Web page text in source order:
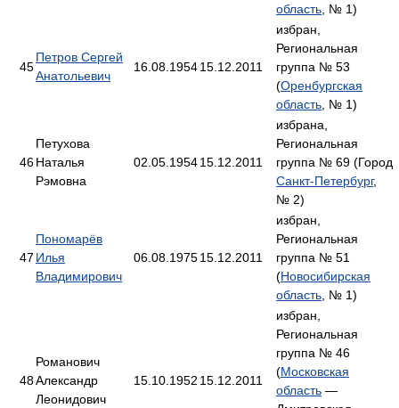
область , № 1)
45
Петров Сергей
Анатольевич
16.08.195415.12.2011
избран,
Региональная
группа № 53
(Оренбургская
область , № 1)
46
Петухова
Наталья
Рэмовна
02.05.195415.12.2011
избрана,
Региональная
группа № 69 (Город
Санкт-Петербург,
№ 2)
47
Пономарёв
Илья
Владимирович
06.08.197515.12.2011
избран,
Региональная
группа № 51
(Новосибирская
область , № 1)
48
Романович
Александр
Леонидович
15.10.1952 15.12.2011
избран,
Региональная
группа № 46
(Московская
область —